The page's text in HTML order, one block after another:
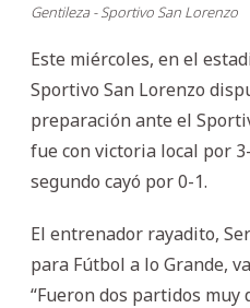
Gentileza - Sportivo San Lorenzo
Este miércoles, en el
Sportivo San Lorenzo
preparación ante el
fue con victoria local por
segundo cayó por 0-1.
El entrenador rayadito,
para Fútbol a lo Grande,
“Fueron dos partidos muy